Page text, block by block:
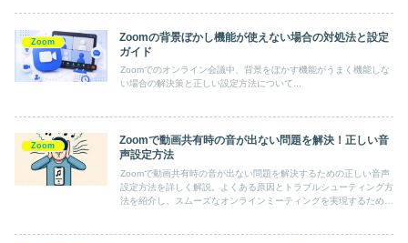
Zoom
Zoomの背景ぼかし機能が使えない場合の対処法と設定
ガイド
Zoomでのオンライン会議中、背景をぼかす機能がうまく機能しな
い場合の解決策と正しい設定方法について...
Zoom
Zoomで動画共有時の音が出ない問題を解決！正しい音
声設定方法
Zoomで動画共有時の音が出ない問題を解決するための正しい音声
設定方法を詳しく解説。よくある原因とトラブルシューティング方
法を紹介し、スムーズなオンラインミーティングを実現するための